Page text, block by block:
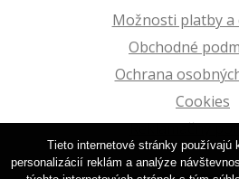
Možnosti platby a
Obchodné
Ochrana
Cookies
Reklamačný
Tieto internetové stránky používajú
personalizácií reklám a analýze